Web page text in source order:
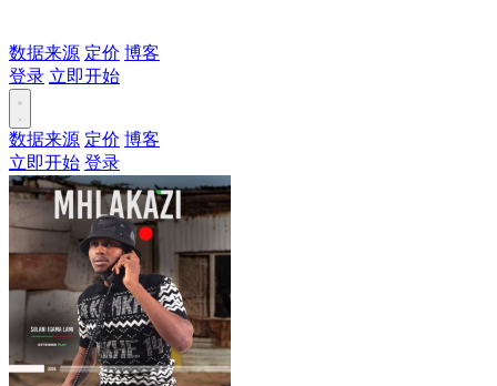
数据来源 定价 博客
登录 立即开始
数据来源 定价 博客
立即开始 登录